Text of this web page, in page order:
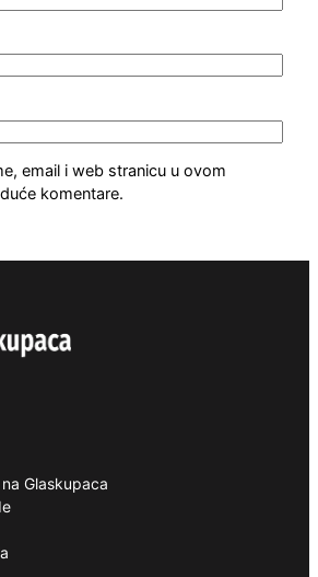
email i web stranicu u ovom
komentare.
Glaskupaca